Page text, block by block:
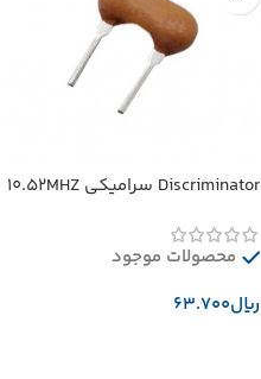
Discriminator سرامیکی 10.52MHZ
محصولات موجود
﷼